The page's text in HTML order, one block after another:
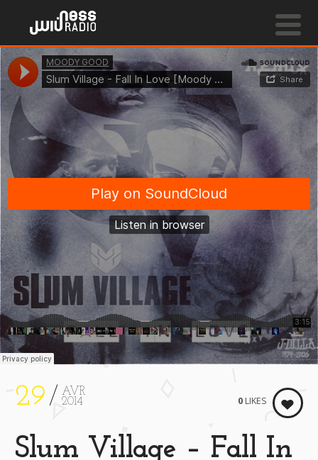
EVEN THOUGH YOU RE WITH ANOTHER GIRL
Trentemoeller
NESS LIVE !
29
AVR
2014
Slum Village – Fall In
0 LIKES